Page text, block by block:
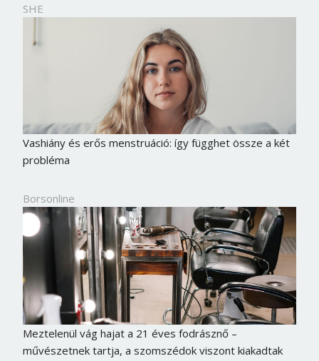
SHE
Vashiány és erős menstruáció: így függhet össze a két
probléma
Borsonline
Meztelenül vág hajat a 21 éves fodrásznő –
művészetnek tartja, a szomszédok viszont kiakadtak
Borsonline bejelentkezés
E-mail cím vagy felhasználónév